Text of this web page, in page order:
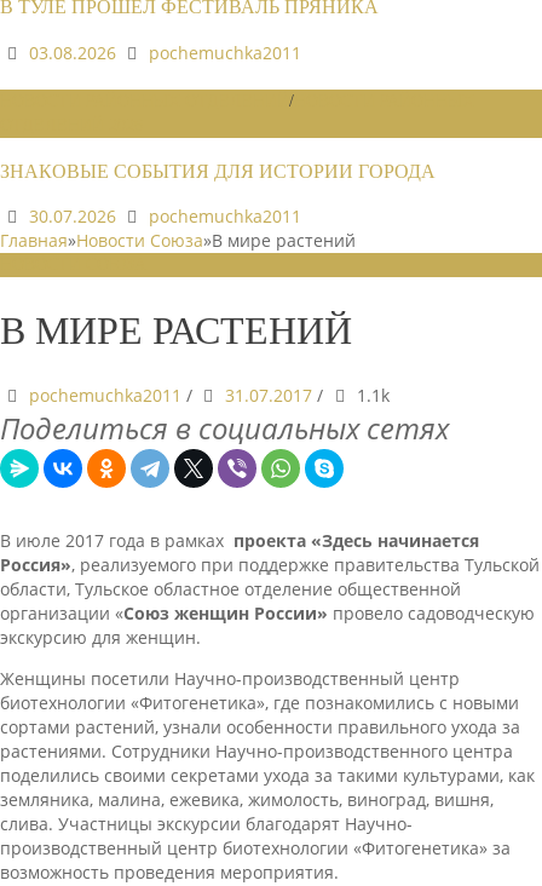
В ТУЛЕ ПРОШЕЛ ФЕСТИВАЛЬ ПРЯНИКА
03.08.2026
pochemuchka2011
/
ЗНАКОВЫЕ СОБЫТИЯ ДЛЯ ИСТОРИИ ГОРОДА
30.07.2026
pochemuchka2011
Главная»Новости Союза»В мире растений
В МИРЕ РАСТЕНИЙ
pochemuchka2011 / 31.07.2017 / 1.1k
Поделиться в социальных сетях
В июле 2017 года в рамках проекта «Здесь начинается
Россия», реализуемого при поддержке правительства Тульской
области, Тульское областное отделение общественной
организации «Союз женщин России» провело садоводческую
экскурсию для женщин.
Женщины посетили Научно-производственный центр
биотехнологии «Фитогенетика», где познакомились с новыми
сортами растений, узнали особенности правильного ухода за
растениями. Сотрудники Научно-производственного центра
поделились своими секретами ухода за такими культурами, как
земляника, малина, ежевика, жимолость, виноград, вишня,
слива. Участницы экскурсии благодарят Научно-
производственный центр биотехнологии «Фитогенетика» за
возможность проведения мероприятия.